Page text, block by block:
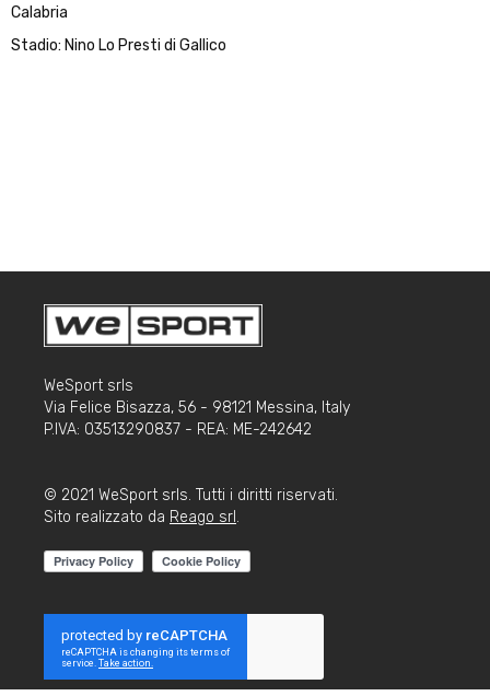
Calabria
Stadio: Nino Lo Presti di Gallico
WeSport srls
Via Felice Bisazza, 56 - 98121 Messina, Italy
P.IVA: 03513290837 - REA: ME-242642
© 2021 WeSport srls. Tutti i diritti riservati.
Sito realizzato da Reago srl .